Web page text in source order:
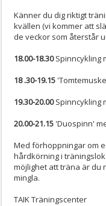
Känner du dig riktigt
kvällen (vi kommer att
de veckor som återstår
18.00-18.30Spinncykling
18 .30-19.15
19.30-20.00Spinncykling
20.00-21.15 'Duospinn'
Med förhoppningar om
hårdkörning i
möjlighet att träna är du
mingla.
TAIK Träningscenter